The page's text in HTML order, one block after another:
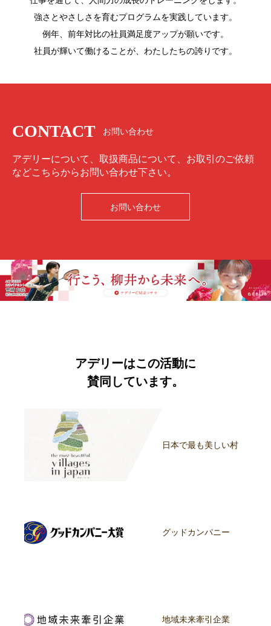
強さとやさしさを育むプログラムを実践しています。
例年、前年対比の社員満足度アップが願いです。
社員が輝いて働けることが、わたしたちの誇りです。
CONTACT お問い合わせ
アデリーについて、取扱商品について、お取引のご依頼
などこちらからお問い合わせ下さい。
お問い合わせ
アデリーはこの活動に
賛同しています。
日本で最も美しい村
グッドカンパニー
地域未来牽引企業